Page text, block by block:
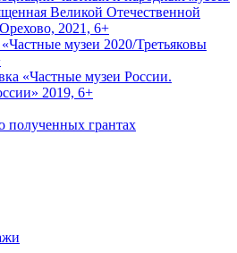
Великой Отечественной
2021, 6+
музеи 2020/Третьяковы
«Частные музеи России.
2019, 6+
полученных грантах